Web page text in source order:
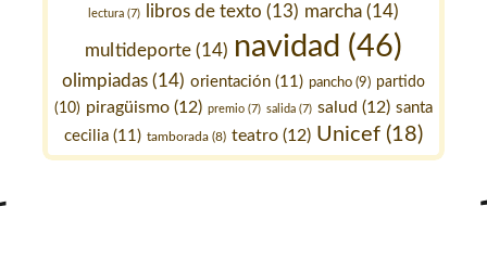
lectura (7) libros de texto (13) marcha (14)
multideporte(14) navidad (46)
olimpiadas (14) orientación (11) pancho (9) partido
(10) piragüismo (12) premio (7) salida (7) salud (12) santa
cecilia (11) tamborada (8) teatro (12) Unicef (18)